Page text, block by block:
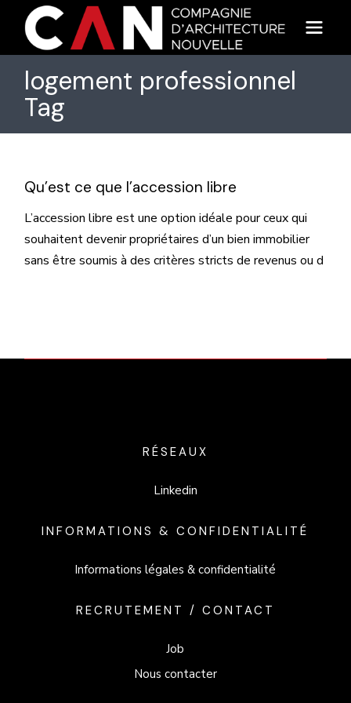
content
logement professionnel
Tag
Qu’est ce que l’accession libre
L’accession libre est une option idéale pour ceux qui
souhaitent devenir propriétaires d’un bien immobilier
sans être soumis à des critères stricts de revenus ou d
RÉSEAUX
Linkedin
INFORMATIONS & CONFIDENTIALITÉ
Informations légales & confidentialité
RECRUTEMENT / CONTACT
Job
Nous contacter